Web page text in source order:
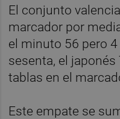
El conjunto
marcador por
el minuto 56 pero
sesenta, el
tablas en el
Este empate se